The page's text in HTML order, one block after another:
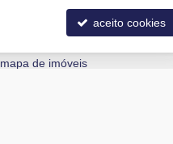
indicadores financeiros
mapa de imóveis
aceito cookies